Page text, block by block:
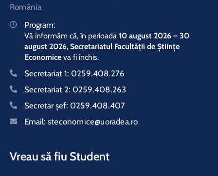
România
Program:
Vă informăm că, în perioada 10 august 2026 – 30
august 2026, Secretariatul Facultății de Științe
Economice va fi închis.
Secretariat 1: 0259.408.276
Secretariat 2: 0259.408.263
Secretar şef: 0259.408.407
Email: steconomice@uoradea.ro
Vreau să fiu Student